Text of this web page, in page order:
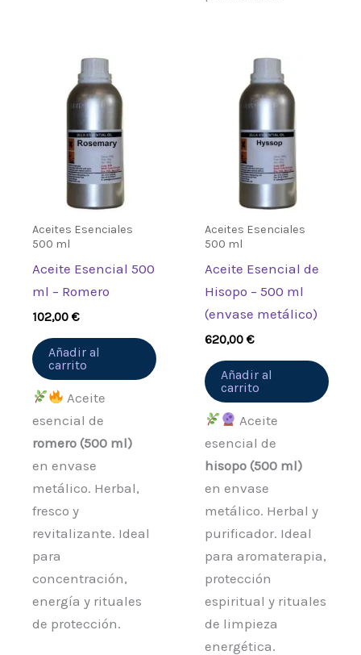
Aceites Esenciales
500 ml
Aceite Esencial 500
ml – Romero
102,00€
Añadir al
carrito
Aceite
esencial de
romero (500 ml)
en envase
metálico. Herbal,
fresco y
revitalizante. Ideal
para
concentración,
energía y rituales
de protección.
Aceites Esenciales
500 ml
Aceite Esencial de
Hisopo – 500 ml
(envase metálico)
620,00€
Añadir al
carrito
Aceite
esencial de
hisopo (500 ml)
en envase
metálico. Herbal y
purificador. Ideal
para aromaterapia,
protección
espiritual y rituales
de limpieza
energética.